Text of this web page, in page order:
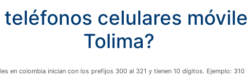
teléfonos celulares
Tolima?
en colombia inician con los prefijos 300 al 321 y tienen 10 dígitos. Ejemplo: